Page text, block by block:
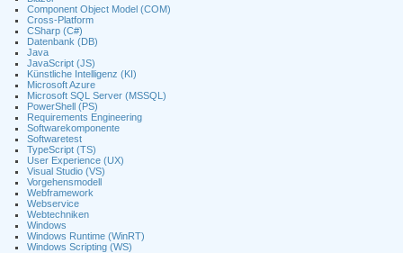
Component Object Model (COM)
Cross-Platform
CSharp (C#)
Datenbank (DB)
Java
JavaScript (JS)
Künstliche Intelligenz (KI)
Microsoft Azure
Microsoft SQL Server (MSSQL)
PowerShell (PS)
Requirements Engineering
Softwarekomponente
Softwaretest
TypeScript (TS)
User Experience (UX)
Visual Studio (VS)
Vorgehensmodell
Webframework
Webservice
Webtechniken
Windows
Windows Runtime (WinRT)
Windows Scripting (WS)